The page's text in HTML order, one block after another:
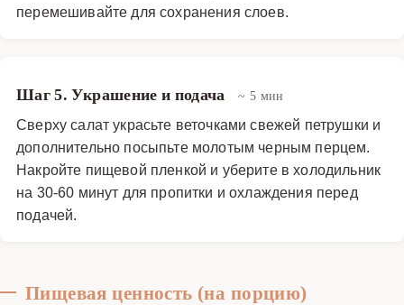
перемешивайте для сохранения слоев.
Шаг 5. Украшение и подача ~ 5 мин
Сверху салат украсьте веточками свежей петрушки и
дополнительно посыпьте молотым черным перцем.
Накройте пищевой пленкой и уберите в холодильник
на 30-60 минут для пропитки и охлаждения перед
подачей.
Пищевая ценность (на порцию)